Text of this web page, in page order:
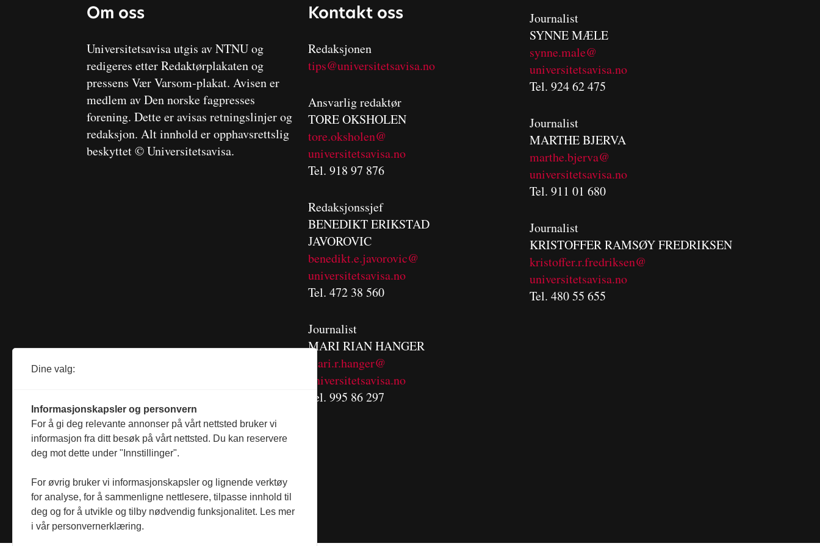
Om oss
Universitetsavisa utgis av NTNU og
redigeres etter Redaktørplakaten og
pressens Vær Varsom-plakat. Avisen er
medlem av Den norske fagpresses
forening. Dette er avisas retningslinjer og
redaksjon. Alt innhold er opphavsrettslig
beskyttet © Universitetsavisa.
Kontakt oss
Redaksjonen
tips@universitetsavisa.no
Ansvarlig redaktør
TORE OKSHOLEN
tore.oksholen@
universitetsavisa.no
Tel. 918 97 876
Redaksjonssjef
BENEDIKTERIKSTAD
JAVOROVIC
benedikt.e.javorovic@
universitetsavisa.no
Tel. 472 38 560
Journalist
MARI RIAN HANGER
mari.r.hanger@
universitetsavisa.no
Tel. 995 86 297
Journalist
SYNNE MÆLE
synne.male@
universitetsavisa.no
Tel. 924 62 475
Journalist
MARTHE BJERVA
marthe.bjerva@
universitetsavisa.no
Tel. 911 01 680
Journalist
KRISTOFFER RAMSØY FREDRIKSEN
kristoffer.r.fredriksen@
universitetsavisa.no
Tel. 480 55 655
Dine valg:
Informasjonskapsler og personvern
For å gi deg relevante annonser på vårt nettsted bruker vi
informasjon fra ditt besøk på vårt nettsted. Du kan reservere
deg mot dette under "Innstillinger".
For øvrig bruker vi informasjonskapsler og lignende verktøy
for analyse, for å sammenligne nettlesere, tilpasse innhold til
deg og for å utvikle og tilby nødvendig funksjonalitet. Les mer
i vår personvernerklæring.